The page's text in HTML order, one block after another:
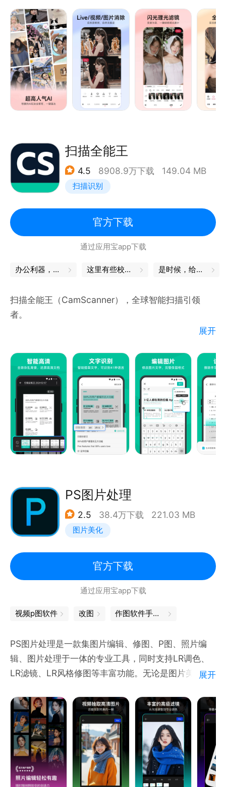
专业滤镜调色工具，应对不同场景。
【AI闪光灯】夜拍不怕暗，逆光也有救！AI人脸识别自
动提亮肤色。昏暗环境也能拍出氛围质感大片！
【人像美容】面部丰盈、瘦脸瘦身、智能美发、增高塑
形、面部重塑…像素级美容精修。
【拼图神器】海量风格模板，照片视频都能拼，日常快
速拼图，一键高清导出！
【视频美容】视频高清人像精修，像修图一样修视频！
【视频剪辑】功能简单0门槛，视频大片轻松剪！AI智
能画质修复，视频也清晰。
【美图AI全家桶】AI绘画实现绘画自由、AI修图智能修
效。
==== 联系方式 ====
微信官方公众号：meituxiuxiu
微博官方帐号：@美图秀秀
反馈/在线咨询
扫描全能王
4.5 8908.9万下载 149.04 MB
扫描识别
官方下载
通过应用宝app下载
办公利器，让工作更轻松 这里有些校园秘笈，偷偷收下吧 是时候，给自己充充电了
扫描全能王（CamScanner），全球智能扫描引领
者。
PDF 内容编辑、PDF 分割合并、PDF 转 Word、电子
签名等功能于一体的智能扫描软件。自动扫描，生成高
清扫描件，支持JPEG、PDF 等多格式保存，还能将扫
描件一键转换为 Word/ Excel/ PPT 等多种格式文档，
通过手机、平板电脑、电脑等多设备同步查看。全球累
积总下载量 17 余亿，用户遍布全球 200多个国家和地
区。
【手机扫描仪】
手机拍纸质文档，智能去除杂乱背景，生成高清
JPEG、PDF文件。默认自动扫描，对准纸质文档自动
拍照，解放双手。
PDF、Word、Excel、PPT 和图像文档之间格式互相
转换，一键分享或下载到本地；
格式转换后可保持文本、图像等文档的原始布局，实现
版面还原。
● 掌中扫描仪——华盛顿邮报 The Washington Post
● 商务人士必备应用——华尔街日报
展开
PS图片处理
2.5 38.4万下载 221.03 MB
图片美化
官方下载
通过应用宝app下载
视频p图软件 改图 作图软件手机版
PS图片处理是一款集图片编辑、修图、P图、照片编
辑、图片处理于一体的专业工具，同时支持LR调色、
LR滤镜、LR风格修图等丰富功能。无论是图片美化、
改、视频提取、视频抽帧，都可以轻松完成。内置曝
光、对比度、饱和度、锐度、色调分离、色彩平衡等专
业调色工具，让手机也能体验专业级PS修图与LR调色
效果，满足日常修图、工作创作和社交分享等多种使用
场景。
展开